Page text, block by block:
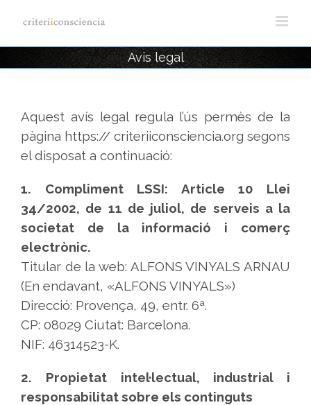
contenido
Avis legal
Aquest avís legal regula l’ús permès de la
pàgina https:// criteriiconsciencia.org segons
el disposat a continuació:
1. Compliment LSSI: Article 10 Llei
34/2002, de 11 de juliol, de serveis a la
societat de la informació i comerç
electrònic.
Titular de la web: ALFONS VINYALS ARNAU
(En endavant, «ALFONS VINYALS»)
Direcció: Provença, 49, entr. 6ª.
CP: 08029 Ciutat: Barcelona.
NIF: 46314523-K.
2. Propietat intel·lectual, industrial i
responsabilitat sobre els continguts